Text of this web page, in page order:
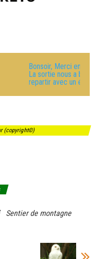
Bonsoir, Merci encore pour
La sortie nous a beaucoup
repartir avec un échantillon
(copyright©)
Sentier de montagne